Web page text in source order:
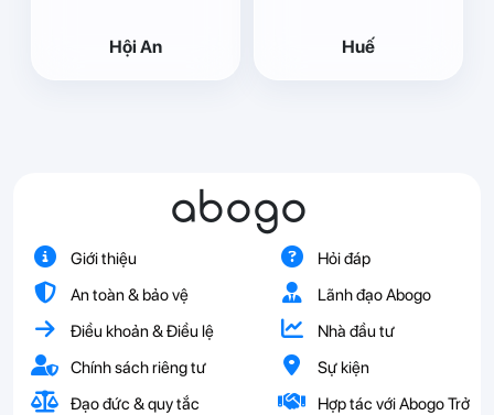
Hội An Huế
abogo
Giới thiệu
An toàn & bảo vệ
Điều khoản & Điều lệ
Chính sách riêng tư
Đạo đức & quy tắc
Hỏi đáp
Lãnh đạo Abogo
Nhà đầu tư
Sự kiện
Hợp tác với Abogo Trở